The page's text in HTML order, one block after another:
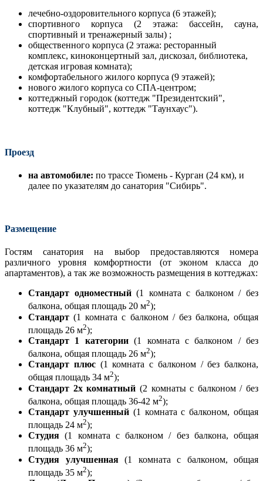
лечебно-оздоровительного корпуса (6 этажей);
спортивного корпуса (2 этажа: бассейн, сауна,
спортивный и тренажерный залы) ;
общественного корпуса (2 этажа: ресторанный
комплекс, киноконцертный зал, дискозал, библиотека,
детская игровая комната);
комфортабельного жилого корпуса (9 этажей);
нового жилого корпуса со СПА-центром;
коттеджный городок (коттедж "Президентский",
коттедж "Клубный", коттедж "Таунхаус").
Проезд
на автомобиле: по трассе Тюмень - Курган (24 км), и
далее по указателям до санатория "Сибирь".
Размещение
Гостям санатория на выбор предоставляются номера
различного уровня комфортности (от эконом класса до
апартаментов), а так же возможность размещения в коттеджах:
Стандарт одноместный(1 комната с балконом / без
балкона, общая площадь 20 м2);
Стандарт (1 комната с балконом / без балкона, общая
площадь 26 м2);
Стандарт 1 категории(1 комната с балконом / без
балкона, общая площадь 26 м2);
Стандарт плюс(1 комната с балконом / без балкона,
общая площадь 34 м2);
Стандарт 2х комнатный (2 комнаты с балконом / без
балкона, общая площадь 36-42 м2);
Стандарт улучшенный(1 комната с балконом, общая
площадь 24 м2);
Студия (1 комната с балконом / без балкона, общая
площадь 36 м2);
Студия улучшенная(1 комната с балконом, общая
площадь 35 м2);